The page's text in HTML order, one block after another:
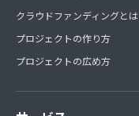
クラウドファンディングとは
プロジェクトの作り方
プロジェクトの広め方